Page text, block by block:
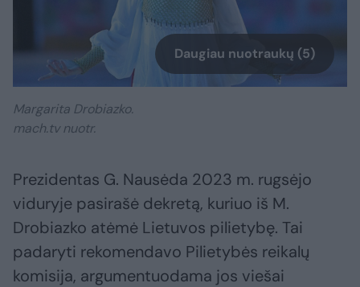
Daugiau nuotraukų (5)
Margarita Drobiazko.
mach.tv nuotr.
Prezidentas G. Nausėda 2023 m. rugsėjo
viduryje pasirašė dekretą, kuriuo iš M.
Drobiazko atėmė Lietuvos pilietybę. Tai
padaryti rekomendavo Pilietybės reikalų
komisija, argumentuodama jos viešai